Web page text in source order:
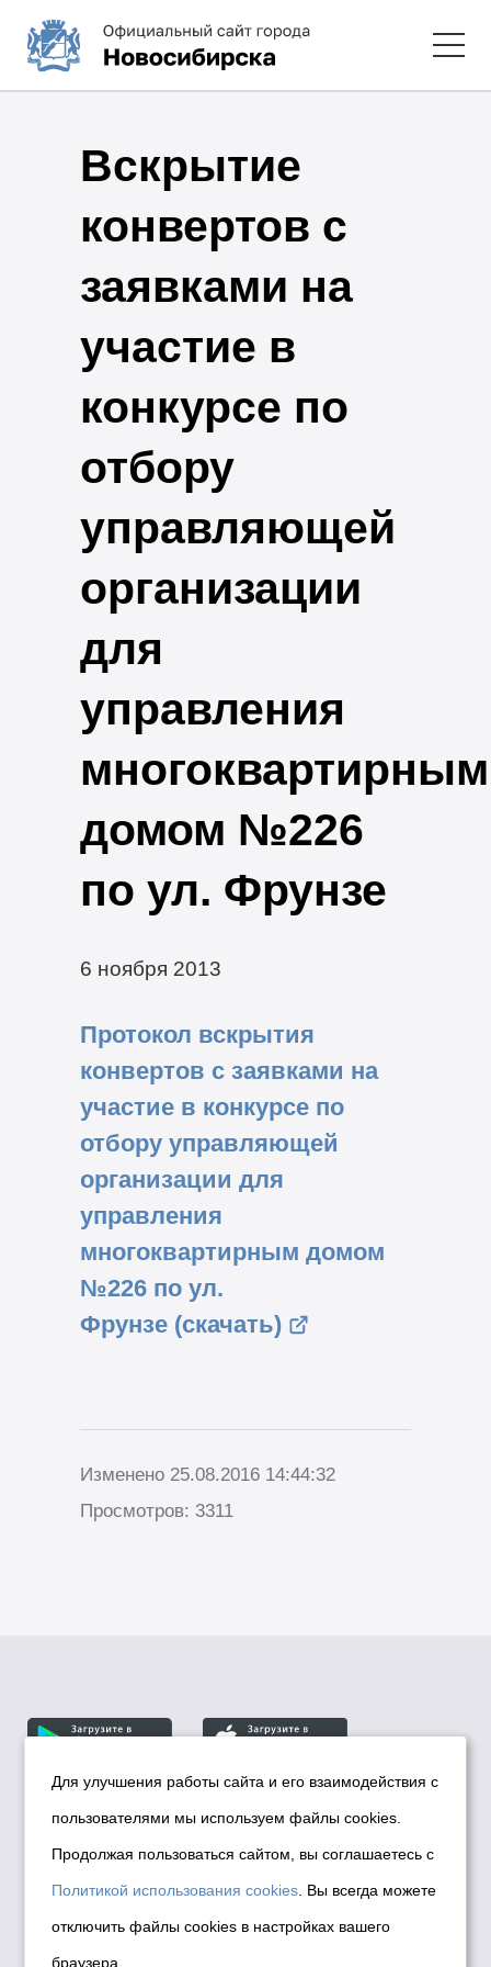
Вскрытие
конвертов с
заявками на
участие в
конкурсе по
отбору
управляющей
организации
для
управления
многоквартирным
домом №226
по ул. Фрунзе
6 ноября 2013
Протокол вскрытия
конвертов с заявками на
участие в конкурсе по
отбору управляющей
организации для
управления
многоквартирным домом
№226 по ул.
Фрунзе (скачать)
Изменено 25.08.2016 14:44:32
Просмотров: 3311
© Департамент информационной политики мэрии
города Новосибирска, 2026
Политика использования Cookies
Политика по обработке персональных
данных в информационных системах
Для улучшения работы сайта и его взаимодействия с
пользователями мы используем файлы cookies.
Продолжая пользоваться сайтом, вы соглашаетесь с
Политикой использования cookies . Вы всегда можете
отключить файлы cookies в настройках вашего
браузера